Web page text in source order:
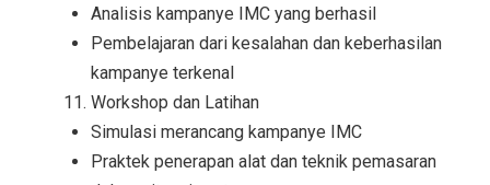
Analisis kampanye IMC yang berhasil
Pembelajaran dari kesalahan dan keberhasilan
kampanye terkenal
Workshop dan Latihan
Simulasi merancang kampanye IMC
Praktek penerapan alat dan teknik pemasaran